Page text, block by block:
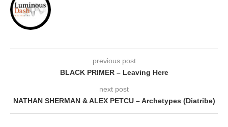
previous post
BLACK PRIMER – Leaving Here
next post
NATHAN SHERMAN & ALEX PETCU – Archetypes (Diatribe)